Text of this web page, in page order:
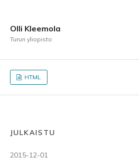
Olli Kleemola
Turun yliopisto
HTML
JULKAISTU
2015-12-01